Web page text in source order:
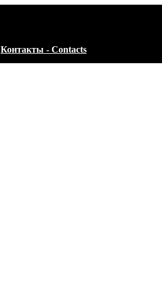
Контакты - Contacts